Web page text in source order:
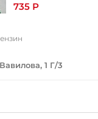
735 Р
1 Г/3